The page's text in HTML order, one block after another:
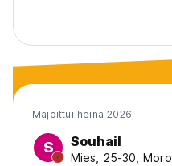
tyylikkäineen toreineen ja
katutaiteilijoineen,
THE Muscle Beachin kera!
Pyrimme tekemään
mukavan tarjoamalla:
- Tavalliset Youth Hostelin
matkatavarasäilytys
Majoittui heinä 2026
S Souhail
Mies, 25-30,